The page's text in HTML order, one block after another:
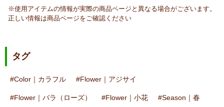
※使用アイテムの情報が実際の商品ページと異なる場合がございます。
正しい情報は商品ページをご確認ください
タグ
Color｜カラフル Flower｜アジサイ
Flower｜バラ（ローズ） Flower｜小花 Season｜春